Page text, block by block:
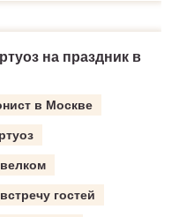
на праздник в
в Москве
гостей